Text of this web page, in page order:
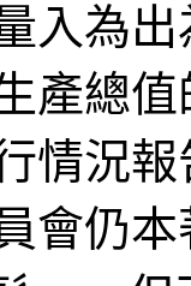
入為
產總
情況
會仍